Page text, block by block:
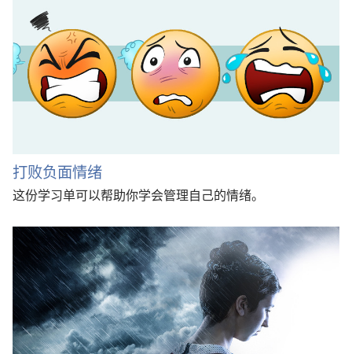
打败负面情绪
这份学习单可以帮助你学会管理自己的情绪。